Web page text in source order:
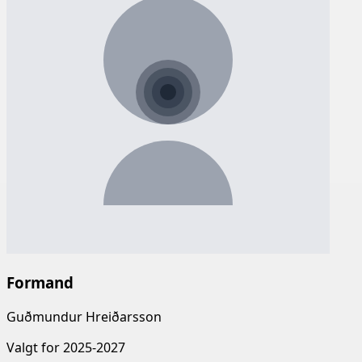
Formand
Guðmundur Hreiðarsson
Valgt for 2025-2027